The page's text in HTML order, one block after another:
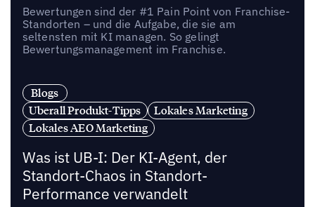
Bewertungen sind der #1 Pain Point von Franchise-
Standorten – und die Aufgabe, die sie am
seltensten mit KI managen. So gelingt
Bewertungsmanagement im Franchise.
Blogs
Uberall Produkt-Tipps
Lokales Marketing
Lokales AEO Marketing
Was ist UB-I: Der KI-Agent, der
Standort-Chaos in Standort-
Performance verwandelt